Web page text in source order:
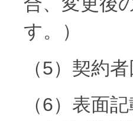
す。）
（5）契約
（6）表面